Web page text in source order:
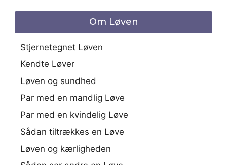
Om Løven
Stjernetegnet Løven
Kendte Løver
Løven og sundhed
Par med en mandlig Løve
Par med en kvindelig Løve
Sådan tiltrækkes en Løve
Løven og kærligheden